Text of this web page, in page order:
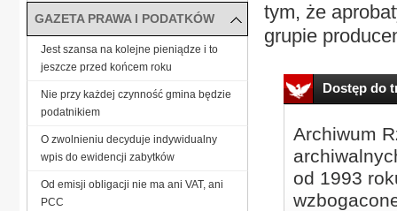
tym, że
grupie
Dostęp do
Archiwum
od 1993
GAZETA PRAWA I PODATKÓW
Jest szansa na kolejne pieniądze i to
jeszcze przed końcem roku
Nie przy każdej czynność gmina będzie
podatnikiem
O zwolnieniu decyduje indywidualny
wpis do ewidencji zabytków
Od emisji obligacji nie ma ani VAT, ani
PCC